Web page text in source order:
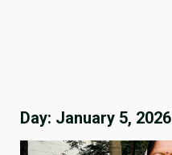
Day: January 5, 2026